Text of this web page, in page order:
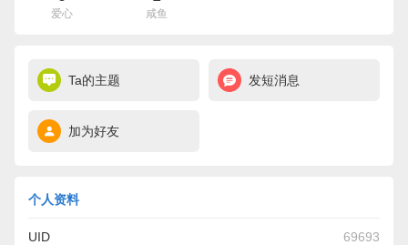
爱心 咸鱼
Ta的主题 发短消息
加为好友
个人资料
UID 69693